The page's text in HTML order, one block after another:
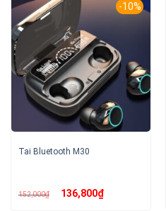
-10%
Tai Bluetooth M30
152,000₫ Giá
gốc136,800₫Giá